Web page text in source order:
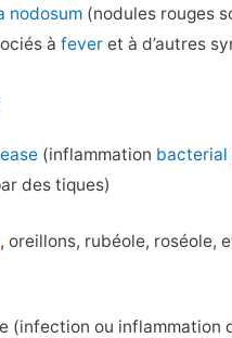
nodosum (nodules rouges
àfever et à d’autres
(inflammation bacterial
des tiques)
, oreillons, rubéole, roséole,
(infection ou inflammation